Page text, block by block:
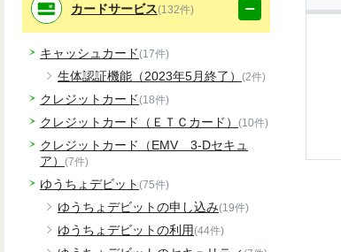
カードサービス(132件)
キャッシュカード(17件)
生体認証機能（2023年5月終了） (2件)
クレジットカード(18件)
クレジットカード（ＥＴＣカード） (10件)
クレジットカード（EMV 3-Dセキュ
ア） (7件)
ゆうちょデビット (75件)
ゆうちょデビットの申し込み(19件)
ゆうちょデビットの利用(44件)